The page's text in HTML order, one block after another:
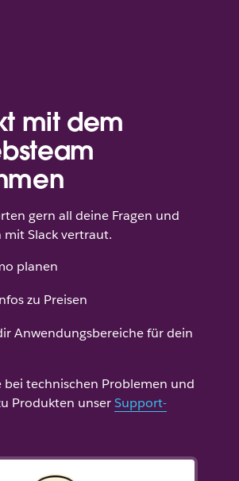
mit dem
gern all deine Fragen und
mit Slack vertraut.
planen
zu Preisen
Anwendungsbereiche für dein
bei technischen Problemen und
Produkten unserSupport-